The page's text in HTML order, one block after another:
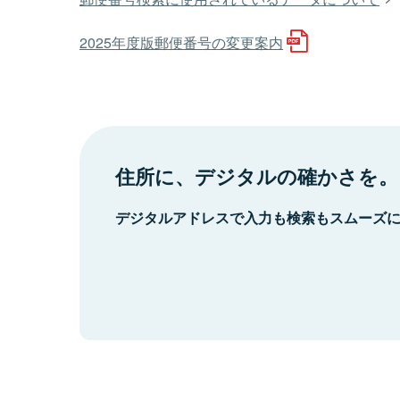
2025年度版郵便番号の変更案内
住所に、デジタルの確かさを。
デジタルアドレスで入力も検索もスムーズ